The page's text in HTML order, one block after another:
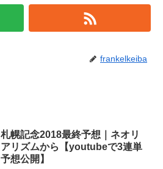
frankelkeiba
札幌記念2018最終予想｜ネオリ
アリズムから【youtubeで3連単
予想公開】